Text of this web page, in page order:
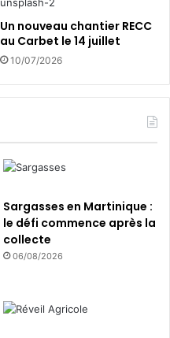
Un nouveau chantier RECC
au Carbet le 14 juillet
10/07/2026
Sargasses en Martinique :
le défi commence après la
collecte
06/08/2026